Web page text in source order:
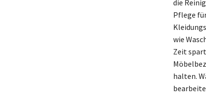
die
Pflege
wie
Zeit
halten.